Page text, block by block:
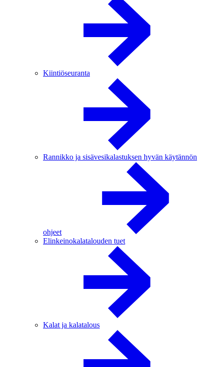
Kiintiöseuranta
Rannikko ja sisävesikalastuksen hyvän käytännön
ohjeet
Elinkeinokalatalouden tuet
Kalat ja kalatalous